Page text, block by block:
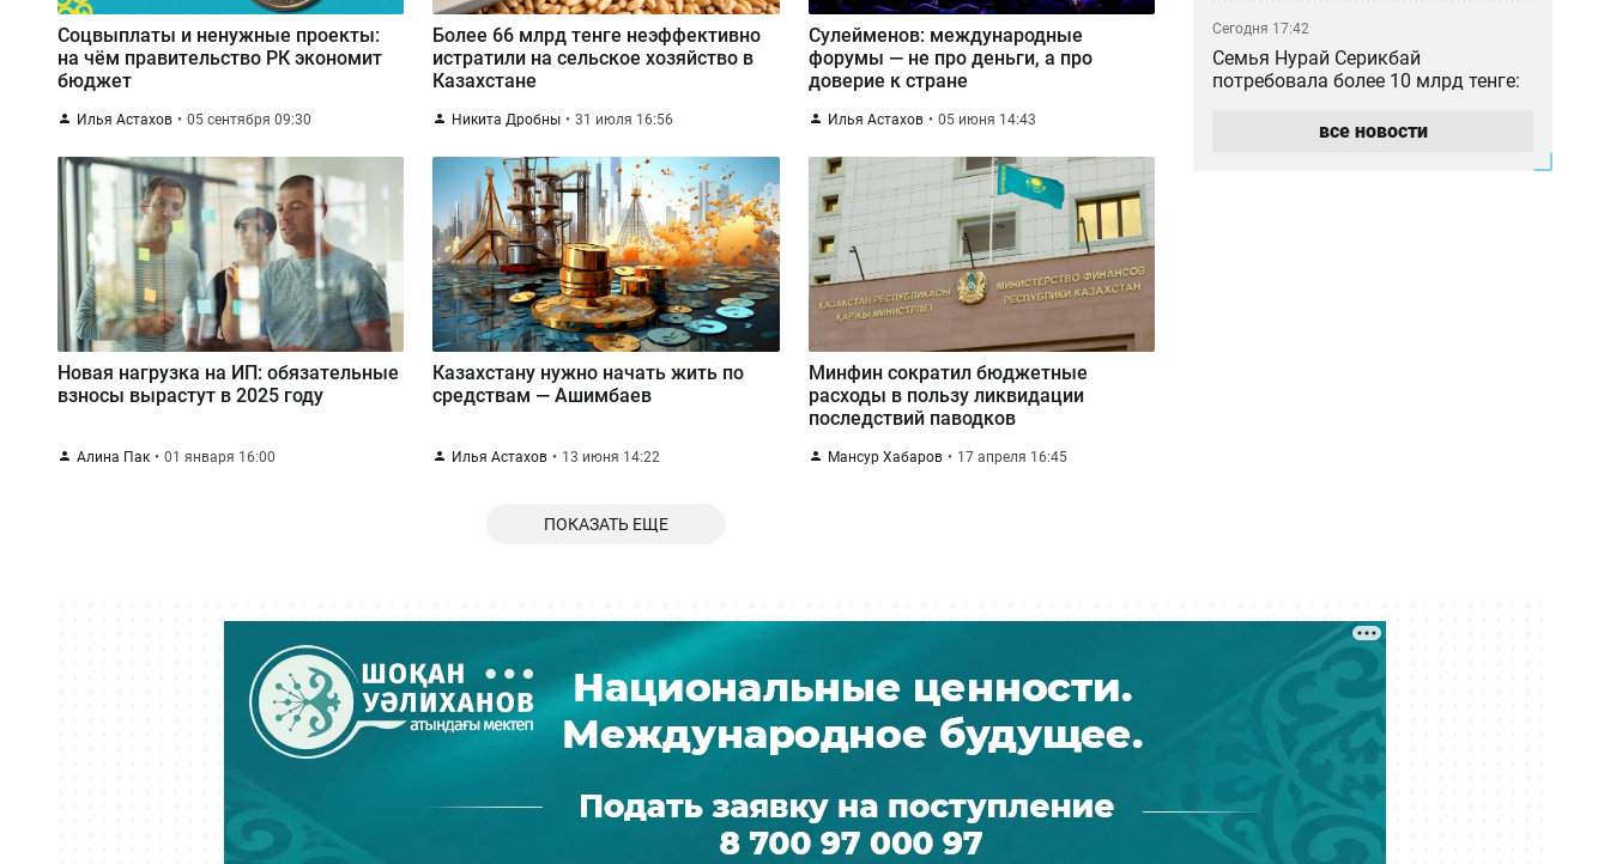
Соцвыплаты и ненужные проекты:
на чём правительство РК экономит
бюджет
Илья Астахов 05 сентября 09:30
Более 66 млрд тенге неэффективно
истратили на сельское хозяйство в
Казахстане
Никита Дробны 31 июля 16:56
Сулейменов: международные
форумы — не про деньги, а про
доверие к стране
Илья Астахов 05 июня 14:43
Новая нагрузка на ИП: обязательные
взносы вырастут в 2025 году
Алина Пак 01 января 16:00
Казахстану нужно начать жить по
средствам — Ашимбаев
Илья Астахов 13 июня 14:22
Минфин сократил бюджетные
расходы в пользу ликвидации
последствий паводков
Мансур Хабаров 17 апреля 16:45
ПОКАЗАТЬ ЕЩЕ
Сегодня 17:42
Семья Нурай Серикбай
потребовала более 10 млрд тенге:
Сатыбалды «Байсат» в Алматы
продали за миллиарды тенге
Сотни жителей Усть-Каменогорска
до сих пор остаются без света
после урагана
Сегодня 15:19
все новости